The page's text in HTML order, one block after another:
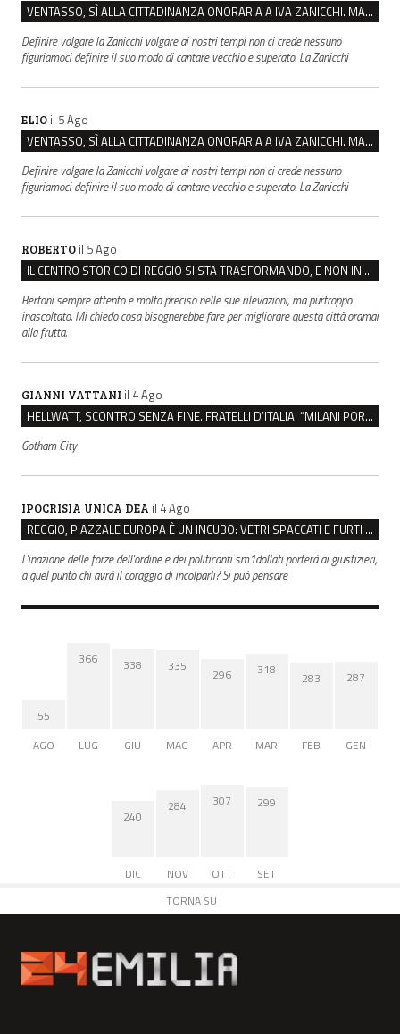
VENTASSO, SÌ ALLA CITTADINANZA ONORARIA A IVA ZANICCHI. MA BARGIACCHI: “È DI PESSIMO GUSTO”
Definire volgare la Zanicchi volgare ai nostri tempi non ci crede nessuno
figuriamoci definire il suo modo di cantare vecchio e superato. La Zanicchi
ELIO il 5 Ago
VENTASSO, SÌ ALLA CITTADINANZA ONORARIA A IVA ZANICCHI. MA BARGIACCHI: “È DI PESSIMO GUSTO”
Definire volgare la Zanicchi volgare ai nostri tempi non ci crede nessuno
figuriamoci definire il suo modo di cantare vecchio e superato. La Zanicchi
ROBERTO il 5 Ago
IL CENTRO STORICO DI REGGIO SI STA TRASFORMANDO, E NON IN MEGLIO
Bertoni sempre attento e molto preciso nelle sue rilevazioni, ma purtroppo
inascoltato. Mi chiedo cosa bisognerebbe fare per migliorare questa città oramai
alla frutta.
GIANNI VATTANI il 4 Ago
HELLWATT, SCONTRO SENZA FINE. FRATELLI D’ITALIA: “MILANI PORTA DOCUMENTI, DE FRANCO INSULTI”
Gotham City
IPOCRISIA UNICA DEA il 4 Ago
REGGIO, PIAZZALE EUROPA È UN INCUBO: VETRI SPACCATI E FURTI SULLE AUTO IN SOSTA
L'inazione delle forze dell'ordine e dei politicanti sm1dollati porterà ai giustizieri,
a quel punto chi avrà il coraggio di incolparli? Si può pensare
55
AGO
366
LUG
338
GIU
335
MAG
296
APR
318
MAR
283
FEB
287
GEN
240
DIC
284
NOV
307
OTT
299
SET
TORNA SU